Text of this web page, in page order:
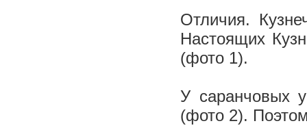
Отличия.
Настоящих
(фото 1).
У саранчовых
(фото 2).